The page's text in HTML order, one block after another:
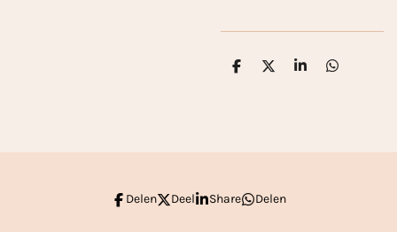
D
D
S
D
Delen Deel Share Delen